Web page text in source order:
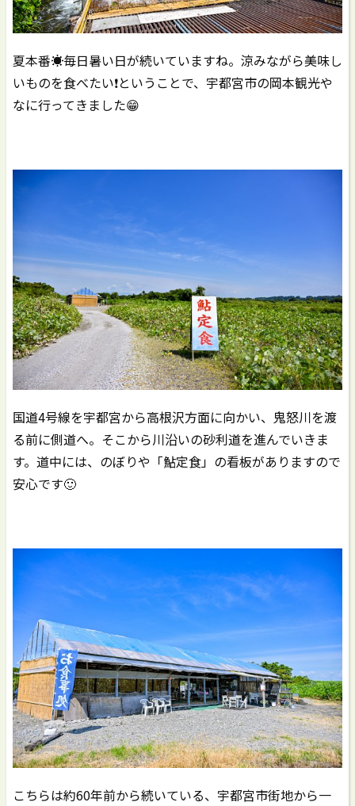
夏本番☀️毎日暑い日が続いていますね。涼みながら美味し
いものを食べたい❗️ということで、宇都宮市の岡本観光や
なに行ってきました😁
国道4号線を宇都宮から高根沢方面に向かい、鬼怒川を渡
る前に側道へ。そこから川沿いの砂利道を進んでいきま
す。道中には、のぼりや「鮎定食」の看板がありますので
安心です🙂
こちらは約60年前から続いている、宇都宮市街地から一